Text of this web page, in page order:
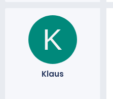
K
Klaus